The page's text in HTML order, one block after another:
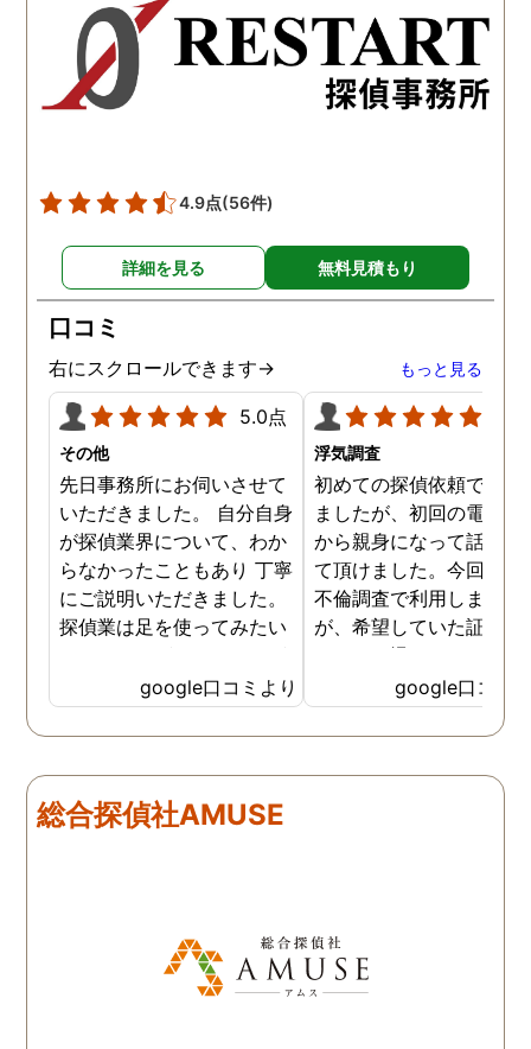
頼させていただき本当に良
かったです。
明な点が全くないほどし
かりと説明をしてくれま
た。調査では夫が不倫相
の自宅に頻繁に訪れる様
務所に関しても調べてく
ていて、周りの人たちの
かげで夫と離婚ができそ
4.9点(56件)
詳細を見る 無料見積もり
口コミ
右にスクロールできます→ もっと見る
5.0点
その他
先日事務所にお伺いさせて
いただきました。 自分自身
が探偵業界について、わか
らなかったこともあり 丁寧
にご説明いただきました。
探偵業は足を使ってみたい
SNSなどの知識も豊富で、
色んな視点から対応されて
います。 他の口コミにもあ
金が安く明確で親身になっ
て対応いただける探偵さん
google口コミより
浮気調査
初めての探偵依頼で緊張
ましたが、初回の電話相
から親身になって話を聞
て頂けました。今回、夫
不倫調査で利用しました
が、希望していた証拠を
っかりと撮ってもらうこ
が出来ました。調査中も
動きがある度に細かく報
してくださり、安心しま
読めない中、柔軟に対応
す。
google口コミ
総合探偵社AMUSE